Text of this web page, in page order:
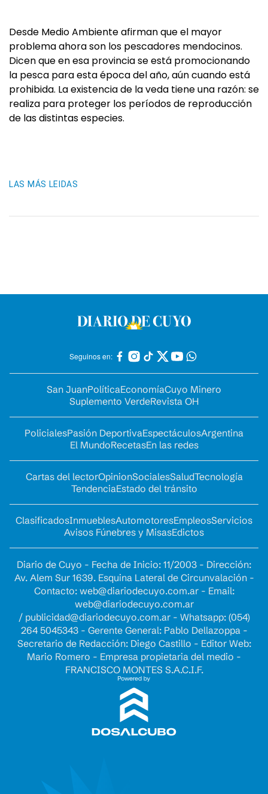
Desde Medio Ambiente afirman que el mayor
problema ahora son los pescadores mendocinos.
Dicen que en esa provincia se está promocionando
la pesca para esta época del año, aún cuando está
prohibida. La existencia de la veda tiene una razón: se
realiza para proteger los períodos de reproducción
de las distintas especies.
LAS MÁS LEIDAS
Seguinos en:
San JuanPolíticaEconomíaCuyo Minero
Suplemento VerdeRevista OH
PolicialesPasión DeportivaEspectáculosArgentina
El MundoRecetasEn las redes
Cartas del lectorOpinionSocialesSaludTecnología
TendenciaEstado del tránsito
ClasificadosInmueblesAutomotoresEmpleosServicios
Avisos Fúnebres y MisasEdictos
Diario de Cuyo - Fecha de Inicio: 11/2003 - Dirección:
Av. Alem Sur 1639. Esquina Lateral de Circunvalación -
Contacto: web@diariodecuyo.com.ar- Email:
web@diariodecuyo.com.ar
/ publicidad@diariodecuyo.com.ar- Whatsapp: (054)
264 5045343 - Gerente General: Pablo Dellazoppa -
Secretario de Redacción: Diego Castillo - Editor Web:
Mario Romero - Empresa propietaria del medio -
FRANCISCO MONTES S.A.C.I.F.